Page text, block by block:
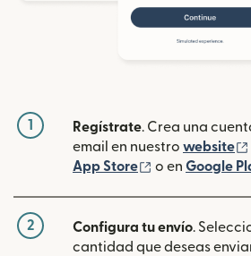
1 Regístrate. Crea una
email en nuestro website
App Store
(se abre en
o en Google
2 Configura tu envío.
cantidad que deseas